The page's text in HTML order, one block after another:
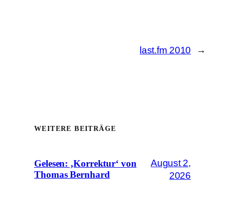
last.fm 2010 →
WEITERE BEITRÄGE
Gelesen: ‚Korrektur‘ von
Thomas Bernhard
August 2,
2026